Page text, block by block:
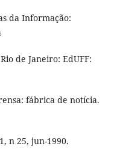
da Informação:
de Janeiro: EdUFF:
fábrica de notícia.
n 25, jun-1990.